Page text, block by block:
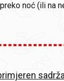
noć (ili na